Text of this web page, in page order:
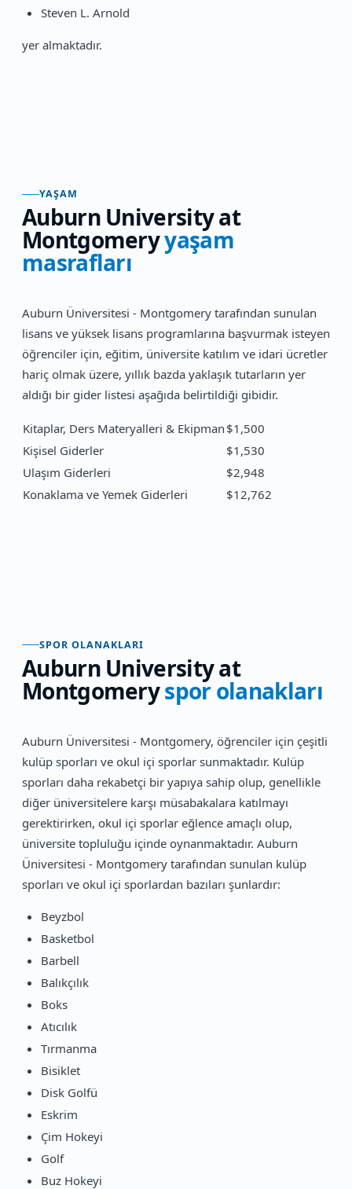
Steven L. Arnold
yer almaktadır.
YAŞAM
Auburn University at
Montgomeryyaşam
masrafları
Auburn Üniversitesi - Montgomery tarafından sunulan
lisans ve yüksek lisans programlarına başvurmak isteyen
öğrenciler için, eğitim, üniversite katılım ve idari ücretler
hariç olmak üzere, yıllık bazda yaklaşık tutarların yer
aldığı bir gider listesi aşağıda belirtildiği gibidir.
Kitaplar, Ders Materyalleri & Ekipman $1,500
Kişisel Giderler
$1,530
Ulaşım Giderleri
$2,948
Konaklama ve Yemek Giderleri
$12,762
SPOR OLANAKLARI
Auburn University at
Montgomeryspor olanakları
Auburn Üniversitesi - Montgomery, öğrenciler için çeşitli
kulüp sporları ve okul içi sporlar sunmaktadır. Kulüp
sporları daha rekabetçi bir yapıya sahip olup, genellikle
diğer üniversitelere karşı müsabakalara katılmayı
gerektirirken, okul içi sporlar eğlence amaçlı olup,
üniversite topluluğu içinde oynanmaktadır. Auburn
Üniversitesi - Montgomery tarafından sunulan kulüp
sporları ve okul içi sporlardan bazıları şunlardır:
Beyzbol
Basketbol
Barbell
Balıkçılık
Boks
Atıcılık
Tırmanma
Bisiklet
Disk Golfü
Eskrim
Çim Hokeyi
Golf
Buz Hokeyi